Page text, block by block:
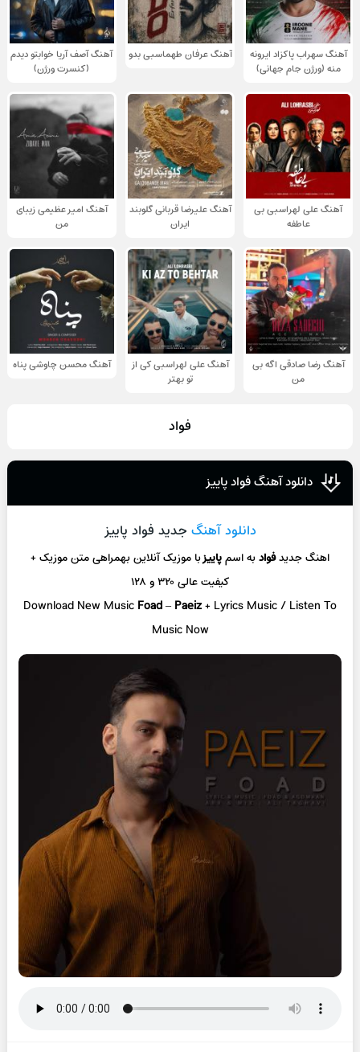
آهنگ سهراب پاکزاد ایرونه
منه (ورژن جام جهانی)
آهنگ عرفان طهماسبی بدو
آهنگ آصف آریا خوابتو دیدم
(کنسرت ورژن)
آهنگ علی لهراسبی بی
عاطفه
آهنگ علیرضا قربانی گلوبند
ایران
آهنگ امیر عظیمی زیبای
من
آهنگ رضا صادقی اگه بی
من
آهنگ علی لهراسبی کی از
تو ‌بهتر
آهنگ محسن چاوشی پناه
فواد
دانلود آهنگ فواد پاییز
دانلود آهنگ جدید فواد پاییز
اهنگ جدیدفوادبه اسمپاییزبا موزیک آنلاینبهمراهی متن موزیک +
کیفیت عالی ۳۲۰ و ۱۲۸
Download New Music Foad– Paeiz+ Lyrics Music / Listen To
Music Now